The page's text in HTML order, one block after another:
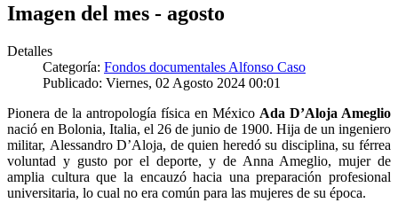
Imagen del mes - agosto
Detalles
Categoría: Fondos documentales Alfonso Caso
Publicado: Viernes, 02 Agosto 2024 00:01
Pionera de la antropología física en México Ada D’Aloja Ameglio
nació en Bolonia, Italia, el 26 de junio de 1900. Hija de un ingeniero
militar, Alessandro D’Aloja, de quien heredó su disciplina, su férrea
voluntad y gusto por el deporte, y de Anna Ameglio, mujer de
amplia cultura que la encauzó hacia una preparación profesional
universitaria, lo cual no era común para las mujeres de su época.